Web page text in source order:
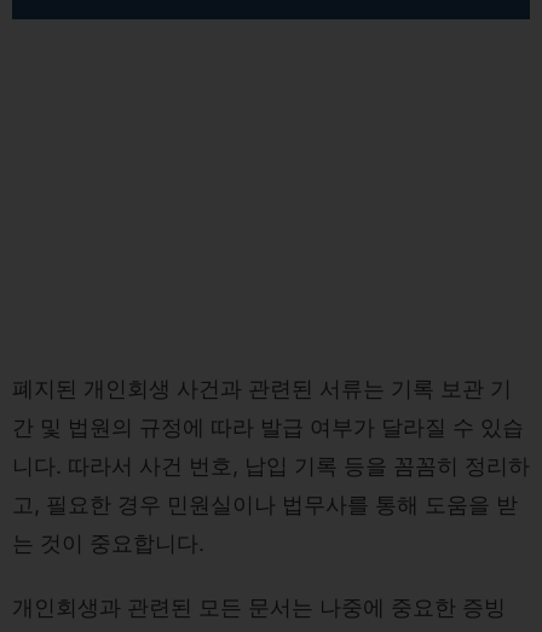
폐지된 개인회생 사건과 관련된 서류는 기록 보관 기
간 및 법원의 규정에 따라 발급 여부가 달라질 수 있습
니다. 따라서 사건 번호, 납입 기록 등을 꼼꼼히 정리하
고, 필요한 경우 민원실이나 법무사를 통해 도움을 받
는 것이 중요합니다.
개인회생과 관련된 모든 문서는 나중에 중요한 증빙